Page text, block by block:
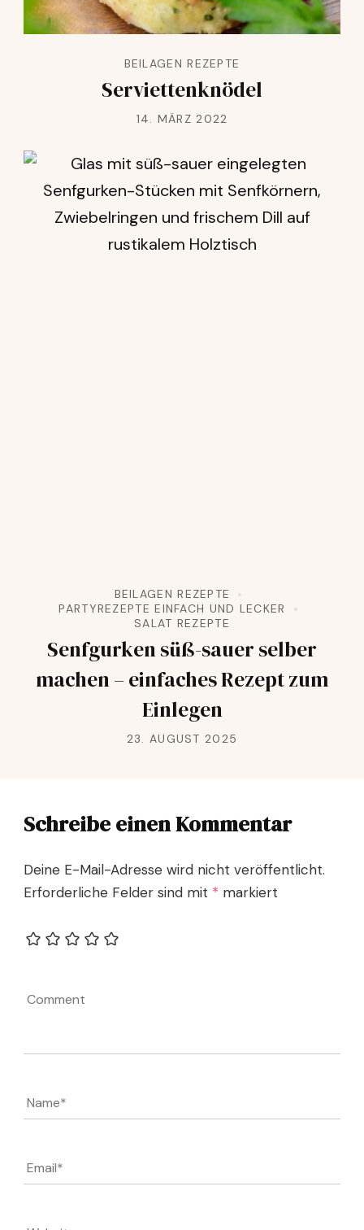
BEILAGEN REZEPTE
Serviettenknödel
14. MÄRZ 2022
BEILAGEN REZEPTE
PARTYREZEPTE EINFACH UND LECKER
SALAT REZEPTE
Senfgurken süß-sauer selber
machen – einfaches Rezept zum
Einlegen
23. AUGUST 2025
Schreibe einen Kommentar
Deine E-Mail-Adresse wird nicht veröffentlicht.
Erforderliche Felder sind mit * markiert
Name*
Email*